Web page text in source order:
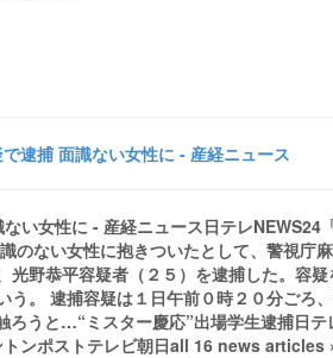
逮捕 面識ない女性に - 産経ニュース
い女性に - 産経ニュース日テレNEWS24
のない女性に抱きついたとして、警視庁
野恭平容疑者（２５）を逮捕した。容疑
う。 逮捕容疑は１日午前０時２０分ごろ
うと…“ミスター慶応”出場学生逮捕日テ
ンポストテレビ朝日all 16 news articles